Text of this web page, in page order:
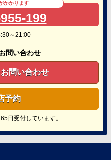
かかります
199
～21:00
問い合わせ
問い合わせ
予約
日受付しています。